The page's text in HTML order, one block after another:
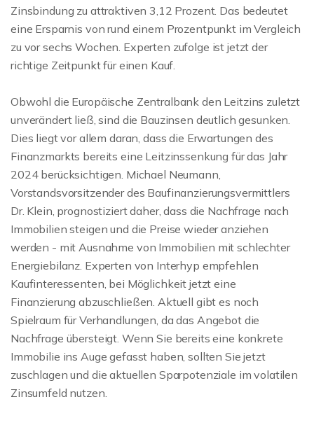
Zinsbindung zu attraktiven 3,12 Prozent. Das bedeutet
eine Ersparnis von rund einem Prozentpunkt im Vergleich
zu vor sechs Wochen. Experten zufolge ist jetzt der
richtige Zeitpunkt für einen Kauf.
Obwohl die Europäische Zentralbank den Leitzins zuletzt
unverändert ließ, sind die Bauzinsen deutlich gesunken.
Dies liegt vor allem daran, dass die Erwartungen des
Finanzmarkts bereits eine Leitzinssenkung für das Jahr
2024 berücksichtigen. Michael Neumann,
Vorstandsvorsitzender des Baufinanzierungsvermittlers
Dr. Klein, prognostiziert daher, dass die Nachfrage nach
Immobilien steigen und die Preise wieder anziehen
werden - mit Ausnahme von Immobilien mit schlechter
Energiebilanz. Experten von Interhyp empfehlen
Kaufinteressenten, bei Möglichkeit jetzt eine
Finanzierung abzuschließen. Aktuell gibt es noch
Spielraum für Verhandlungen, da das Angebot die
Nachfrage übersteigt. Wenn Sie bereits eine konkrete
Immobilie ins Auge gefasst haben, sollten Sie jetzt
zuschlagen und die aktuellen Sparpotenziale im volatilen
Zinsumfeld nutzen.